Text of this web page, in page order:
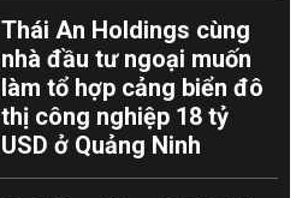
Thái An Holdings cùng
nhà đầu tư ngoại muốn
làm tổ hợp cảng biển đô
thị công nghiệp 18 tỷ
USD ở Quảng Ninh